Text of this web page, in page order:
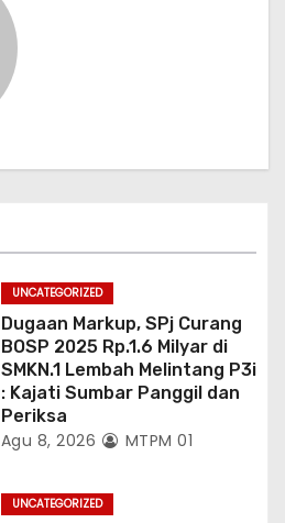
UNCATEGORIZED
Dugaan Markup, SPj Curang
BOSP 2025 Rp.1.6 Milyar di
SMKN.1 Lembah Melintang P3i
: Kajati Sumbar Panggil dan
Periksa
Agu 8, 2026 MTPM 01
UNCATEGORIZED